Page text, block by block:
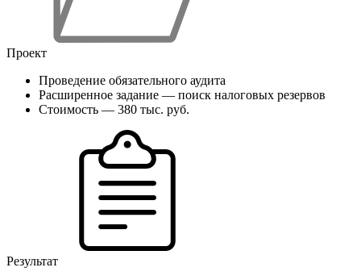
Проект
Проведение обязательного аудита
Расширенное задание — поиск налоговых резервов
Стоимость — 380 тыс. руб.
Результат